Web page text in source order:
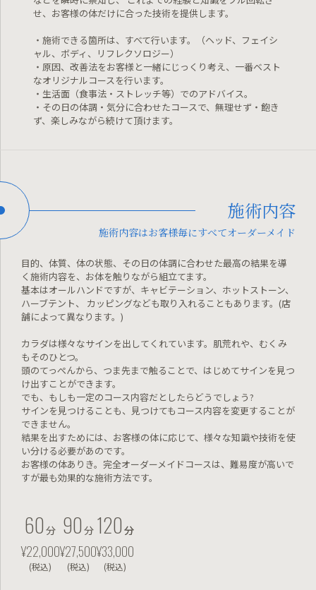
せ、お客様の体だけに合った技術を提供します。
・施術できる箇所は、すべて行います。（ヘッド、フェイシ
ャル、ボディ、リフレクソロジー）
・原因、改善法をお客様と一緒にじっくり考え、一番ベスト
なオリジナルコースを行います。
・生活面（食事法・ストレッチ等）でのアドバイス。
・その日の体調・気分に合わせたコースで、無理せず・飽き
ず、楽しみながら続けて頂けます。
施術内容
施術内容はお客様毎にすべてオーダーメイド
目的、体質、体の状態、その日の体調に合わせた最高の結果を導
く施術内容を、お体を触りながら組立てます。
基本はオールハンドですが、キャビテーション、ホットストーン、
ハーブテント、
カッピングなども取り入れることもあります。(店
舗によって異なります。)
カラダは様々なサインを出してくれています。肌荒れや、むくみ
もそのひとつ。
頭のてっぺんから、つま先まで触ることで、はじめてサインを見つ
け出すことができます。
でも、もしも一定のコース内容だとしたらどうでしょう?
サインを見つけることも、見つけてもコース内容を変更することが
できません。
結果を出すためには、お客様の体に応じて、様々な知識や技術を使
い分ける必要があのです。
お客様の体ありき。完全オーダーメイドコースは、難易度が高いで
すが最も効果的な施術方法です。
60 分
¥22,000
(税込)
90 分
¥27,500
(税込)
120 分
分
¥33,000
(税込)